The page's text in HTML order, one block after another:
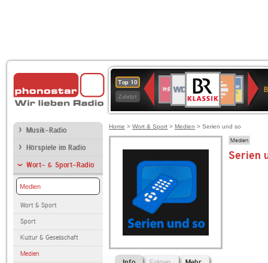
Top 10
Zuletzt
Deutschlandfunk
80er
90er
OLDIE
ANTENNE
4
BR-
KLASSIK
Deutschlandfunk
Kultur
ANTENNE
BAYERN
SWR
Kultur
NDR
2
Musik-Radio
Hörspiele im Radio
Wort- & Sport-Radio
Medien
Wort & Sport
Sport
Kultur & Gesellschaft
Medien
Home > Wort & Sport > Medien > Serien und so
Medien
Serien